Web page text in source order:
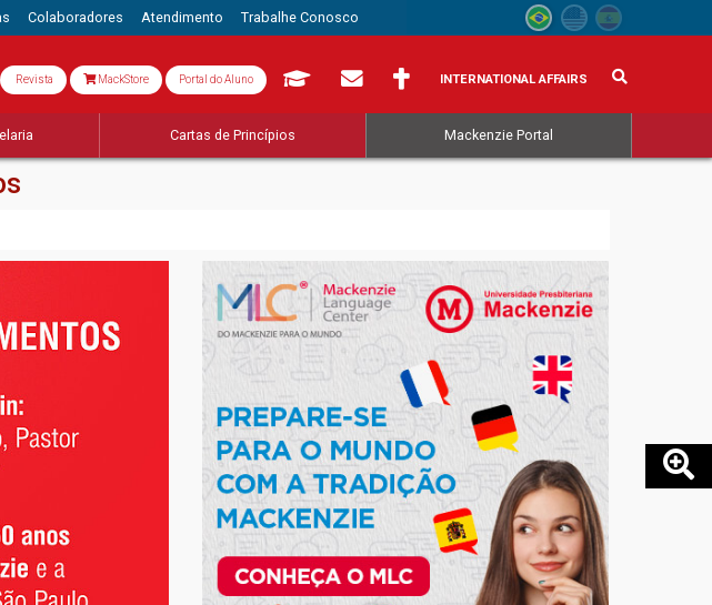
Colaboradores Atendimento Trabalhe Conosco
Revista MackStore Portal do Aluno INTERNATIONAL AFFAIRS
Cartas de Princípios Mackenzie Portal